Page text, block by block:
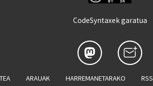
CodeSyntaxek garatua
ARAUAK HARREMANETARAKO RSS